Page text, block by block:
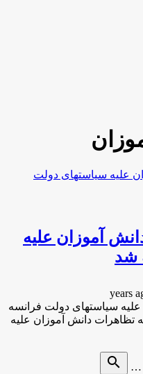
آموزان علیه
پاریس صحنه تظاهرات دانش آموزان علیه سیاست‎های دولت فرانسه
صحنه تظاهرات دانش آموزان علیه
search